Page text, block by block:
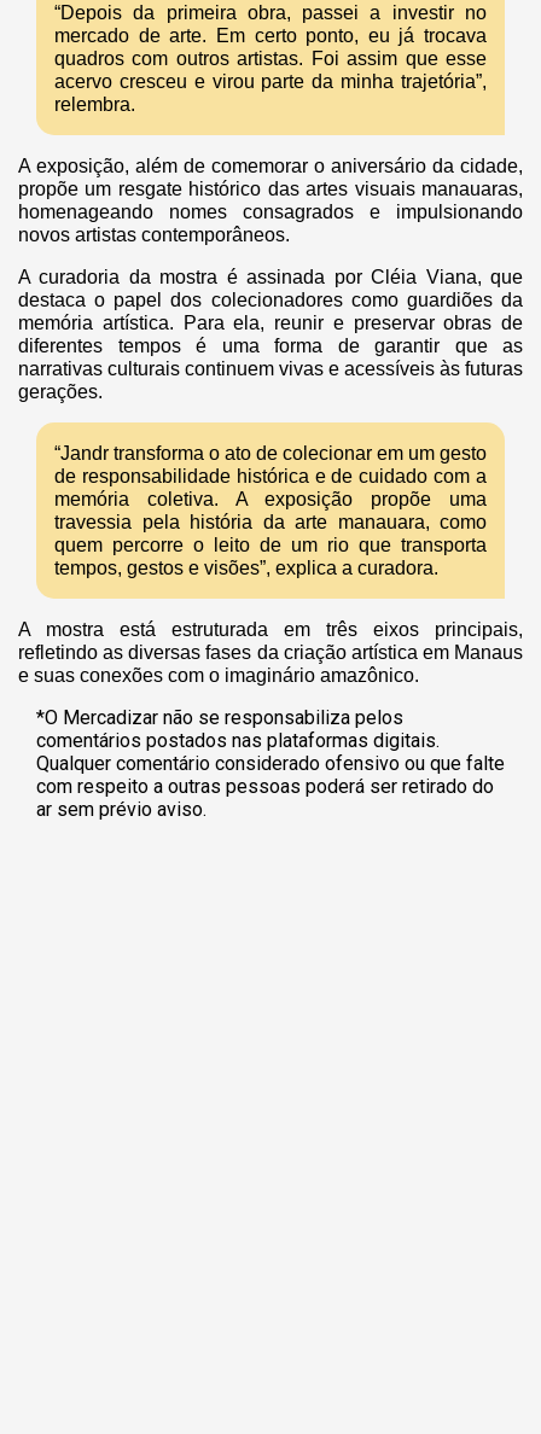
“Depois da primeira obra, passei a investir no
mercado de arte. Em certo ponto, eu já trocava
quadros com outros artistas. Foi assim que esse
acervo cresceu e virou parte da minha trajetória”,
relembra.
A exposição, além de comemorar o aniversário da cidade,
propõe um resgate histórico das artes visuais manauaras,
homenageando nomes consagrados e impulsionando
novos artistas contemporâneos.
A curadoria da mostra é assinada por Cléia Viana, que
destaca o papel dos colecionadores como guardiões da
memória artística. Para ela, reunir e preservar obras de
diferentes tempos é uma forma de garantir que as
narrativas culturais continuem vivas e acessíveis às futuras
gerações.
“Jandr transforma o ato de colecionar em um gesto
de responsabilidade histórica e de cuidado com a
memória coletiva. A exposição propõe uma
travessia pela história da arte manauara, como
quem percorre o leito de um rio que transporta
tempos, gestos e visões”, explica a curadora.
A mostra está estruturada em três eixos principais,
refletindo as diversas fases da criação artística em Manaus
e suas conexões com o imaginário amazônico.
*O Mercadizar não se responsabiliza pelos
comentários postados nas plataformas digitais.
Qualquer comentário considerado ofensivo ou que falte
com respeito a outras pessoas poderá ser retirado do
ar sem prévio aviso.